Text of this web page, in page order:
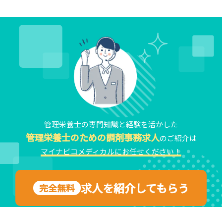
管理栄養士の専門知識と経験を活かした
管理栄養士のための調剤事務求人のご紹介は
マイナビコメディカルにお任せください！
完全無料 求人を紹介してもらう